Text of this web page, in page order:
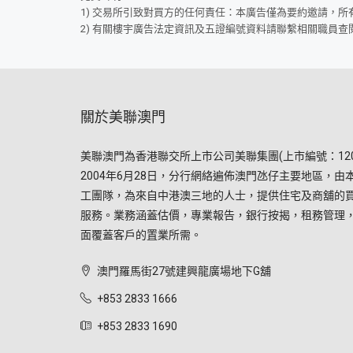
1) 交易所引致對買方的任何責任：本廣告僅為要約邀請，
2) 有關樓宇廣告法定資訊及五證編號資料請聯繫相關職員查
關於美聯澳門
美聯澳門為香港聯交所上市公司美聯集團(上市編號：
2004年6月28日，分行網絡遍佈澳門氹仔主要地區，由
工團隊，為來自中港澳三地的人士，提供住宅及商舖的
服務。業務涵蓋估價，專業報告，銀行按揭，租務管理
面覆蓋客戶的置業所需。
澳門羅馬街27號建興龍廣場地下G舖
+853 2833 1666
+853 2833 1690